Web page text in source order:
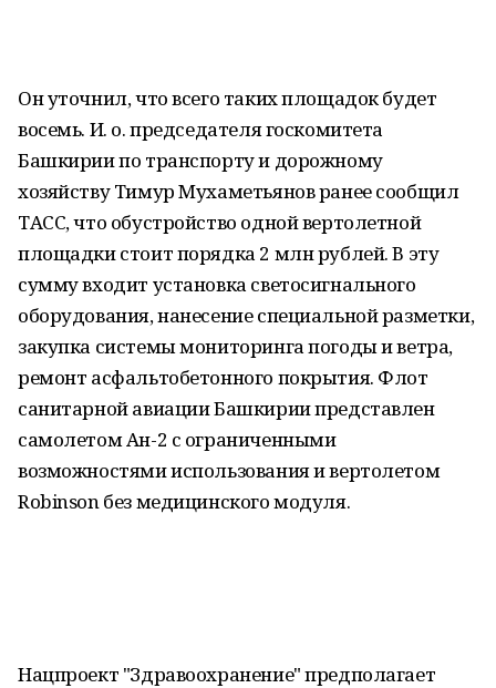
Он уточнил, что всего таких площадок будет
восемь. И. о. председателя госкомитета
Башкирии по транспорту и дорожному
хозяйству Тимур Мухаметьянов ранее сообщил
ТАСС, что обустройство одной вертолетной
площадки стоит порядка 2 млн рублей. В эту
сумму входит установка светосигнального
оборудования, нанесение специальной разметки,
закупка системы мониторинга погоды и ветра,
ремонт асфальтобетонного покрытия. Флот
санитарной авиации Башкирии представлен
самолетом Ан-2 с ограниченными
возможностями использования и вертолетом
Robinson без медицинского модуля.
Нацпроект "Здравоохранение" предполагает